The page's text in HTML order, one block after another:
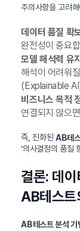
주의사항을 고려
데이터 품질 확
완전성이 중요
모델 해석력 유
해석이 어려워
(Explainable
비즈니스 목적
연결되지 않으
즉, 진화된 AB테
‘의사결정의 품질
결론: 데
AB테스트
AB테스트 분석 기